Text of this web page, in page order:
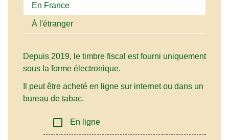
En France
À l'étranger
Depuis 2019, le timbre fiscal est fourni uniquement
sous la forme électronique.
Il peut être acheté en ligne sur internet ou dans un
bureau de tabac.
check_box_outline_blank En ligne